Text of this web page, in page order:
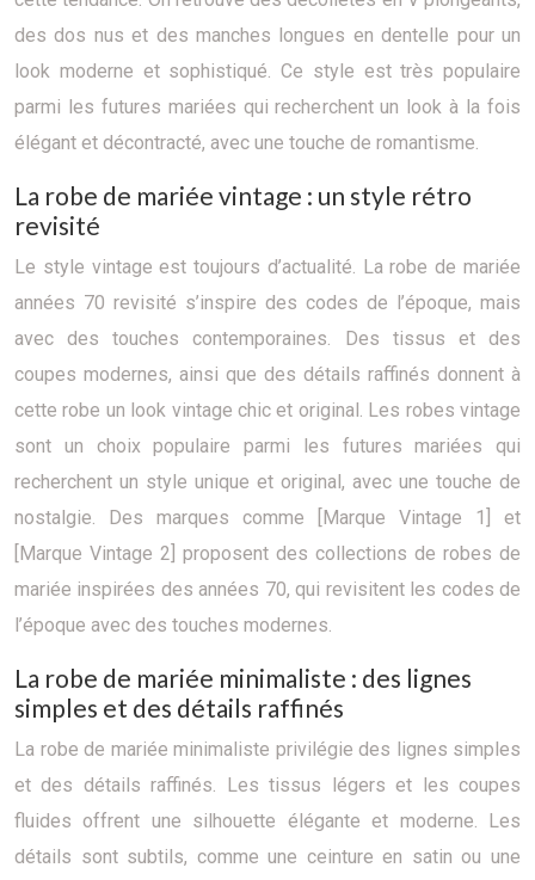
des dos nus et des manches longues en dentelle pour un
look moderne et sophistiqué. Ce style est très populaire
parmi les futures mariées qui recherchent un look à la fois
élégant et décontracté, avec une touche de romantisme.
La robe de mariée vintage : un style rétro
revisité
Le style vintage est toujours d’actualité. La robe de mariée
années 70 revisité s’inspire des codes de l’époque, mais
avec des touches contemporaines. Des tissus et des
coupes modernes, ainsi que des détails raffinés donnent à
cette robe un look vintage chic et original. Les robes vintage
sont un choix populaire parmi les futures mariées qui
recherchent un style unique et original, avec une touche de
nostalgie. Des marques comme [Marque Vintage 1] et
[Marque Vintage 2] proposent des collections de robes de
mariée inspirées des années 70, qui revisitent les codes de
l’époque avec des touches modernes.
La robe de mariée minimaliste : des lignes
simples et des détails raffinés
La robe de mariée minimaliste privilégie des lignes simples
et des détails raffinés. Les tissus légers et les coupes
fluides offrent une silhouette élégante et moderne. Les
détails sont subtils, comme une ceinture en satin ou une